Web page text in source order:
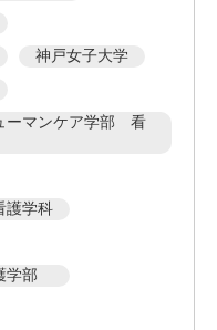
神戸女子大学
ーマンケア学部 看
護学科
学部